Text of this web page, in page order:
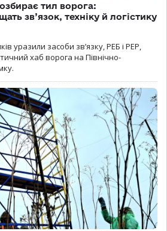
тил ворога:
зв’язок, техніку й логістику
уразили засоби зв’язку, РЕБ і РЕР,
хаб ворога на Північно-